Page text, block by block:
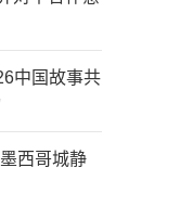
中国故事共
西哥城静